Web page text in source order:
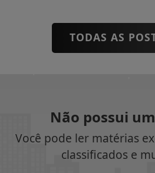
TODAS AS
Não possui
Você pode ler matérias
classificados e